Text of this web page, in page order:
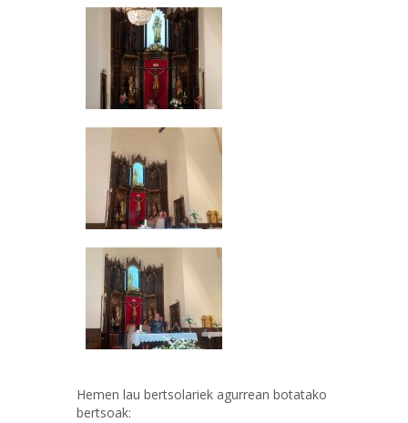
Hemen lau bertsolariek agurrean botatako
bertsoak: